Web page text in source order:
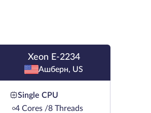
Xeon E-2234
Ашберн, US
Single CPU
4 Cores /8 Threads